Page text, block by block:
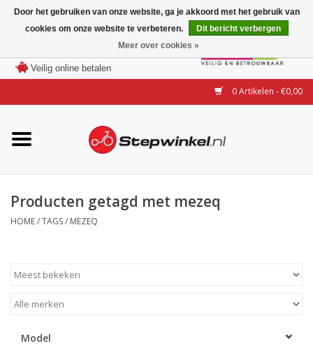
Veilig online betalen
0 Artikelen - €0,00
Merken
Modellen
Accessoires
Steps huren of uitproberen
Producten getagd met mezeq
HOME/TAGS/ MEZEQ
Model
Door het gebruiken van onze website, ga je akkoord met het gebruik van
cookies om onze website te verbeteren.
Dit bericht verbergen
Meer over cookies »